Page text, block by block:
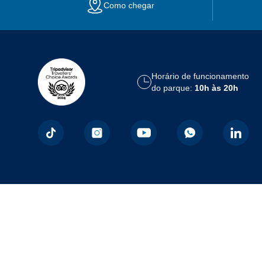
Como chegar
Horário de funcionamento
do parque: 10h às 20h